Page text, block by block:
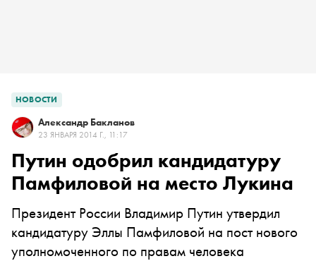
НОВОСТИ
Александр Бакланов
23 ЯНВАРЯ 2014 Г., 11:17
Путин одобрил кандидатуру
Памфиловой на место Лукина
Президент России Владимир Путин утвердил
кандидатуру Эллы Памфиловой на пост нового
уполномоченного по правам человека